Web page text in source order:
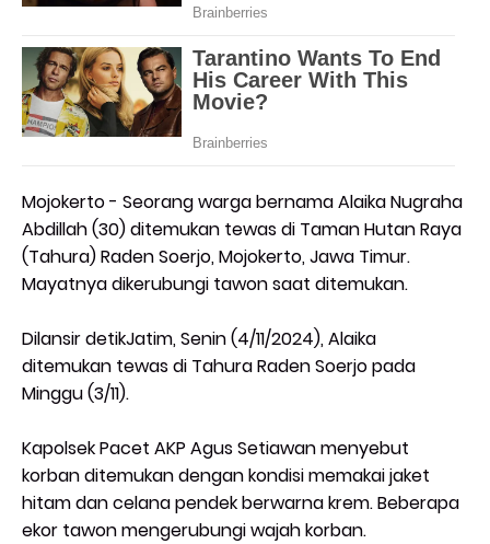
Mojokerto - Seorang warga bernama Alaika Nugraha
Abdillah (30) ditemukan tewas di Taman Hutan Raya
(Tahura) Raden Soerjo, Mojokerto, Jawa Timur.
Mayatnya dikerubungi tawon saat ditemukan.
Dilansir detikJatim, Senin (4/11/2024), Alaika
ditemukan tewas di Tahura Raden Soerjo pada
Minggu (3/11).
Kapolsek Pacet AKP Agus Setiawan menyebut
korban ditemukan dengan kondisi memakai jaket
hitam dan celana pendek berwarna krem. Beberapa
ekor tawon mengerubungi wajah korban.